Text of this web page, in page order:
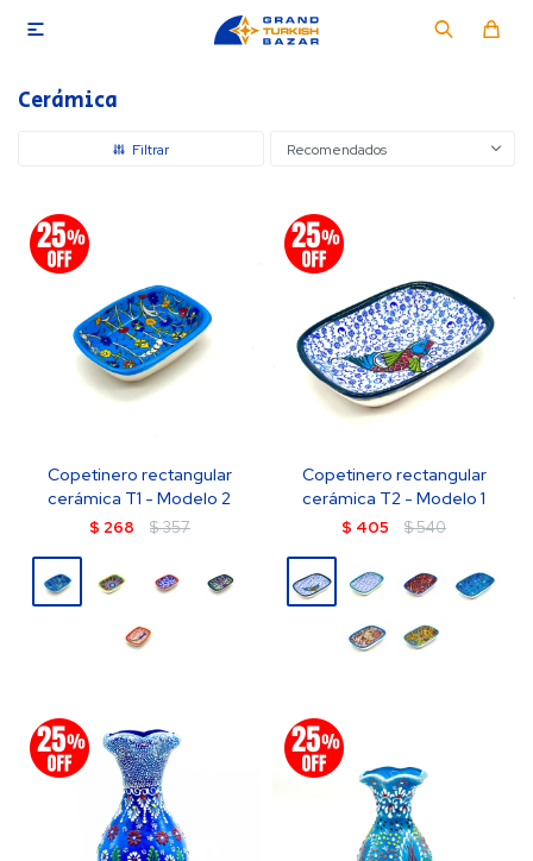

Cerámica
Recomendados
Copetinero rectangular
cerámica T1 - Modelo 2
$ 268 $357
Copetinero rectangular
cerámica T2 - Modelo 1
$ 405 $540